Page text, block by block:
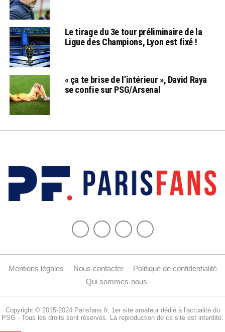
Le tirage du 3e tour préliminaire de la
Ligue des Champions, Lyon est fixé !
« ça te brise de l’intérieur », David Raya
se confie sur PSG/Arsenal
Mentions légales Nous contacter
Politique de confidentialité
Qui sommes-nous
Copyright © 2015-2024 Parisfans.fr, 1er site amateur dédié à l'actualité du
PSG - Tous les droits sont réservés. La reproduction de ce site est interdite.